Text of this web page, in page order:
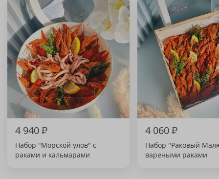
4 940₽
Набор "Морской улов" с
раками и кальмарами
4 060₽
Набор "Раковый
вареными раками